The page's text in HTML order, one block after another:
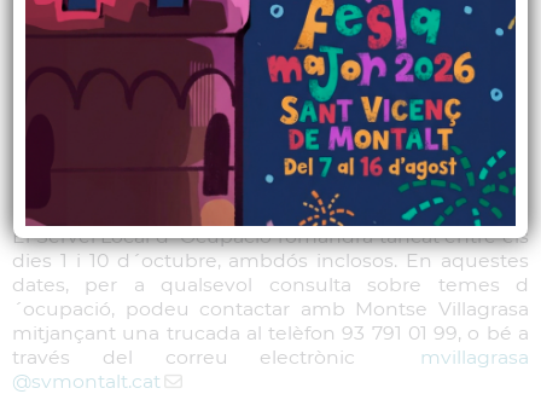
El Servei Local d
´Ocupació tanca fins
al 13 d´octubre
El Servei Local d´Ocupació romandrà tancat entre els
dies 1 i 10 d´octubre, ambdós inclosos. En aquestes
dates, per a qualsevol consulta sobre temes d
´ocupació, podeu contactar amb Montse Villagrasa
mitjançant una trucada al telèfon 93 791 01 99, o bé a
través del correu electrònic
mvillagrasa
@svmontalt.cat